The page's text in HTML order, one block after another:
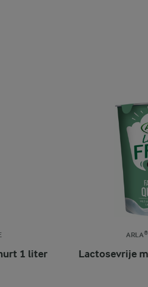
1 liter Lactosevrije